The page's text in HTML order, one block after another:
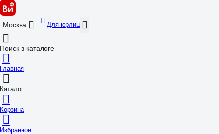
Москва Для юрлиц
Поиск в каталоге
Главная
Каталог
Корзина
Избранное